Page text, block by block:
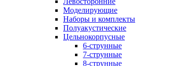
Моделирующие
Наборы и комплекты
Полуакустические
Цельнокорпусные
6-струнные
7-струнные
8-струнные